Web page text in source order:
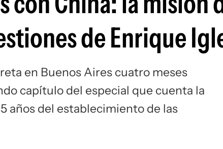
de Enrique
en Buenos Aires cuatro meses
capítulo del especial que cuenta la
años del establecimiento de las